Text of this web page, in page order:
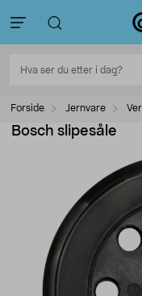
Forside Jernvare
Bosch slipesåle